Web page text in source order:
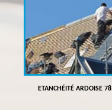
ETANCHÉITÉ ARDOISE 78